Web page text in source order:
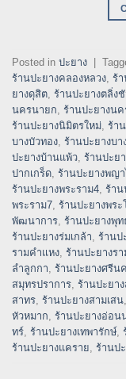
Posted in ปะยาง
ร้านปะยางคลองหลวง, ร้
ยางดุสิต, ร้านปะยางตลิ่ง
นครนายก, ร้านปะยางน
ร้านปะยางนิมิตรใหม่, ร้า
บางบัวทอง, ร้านปะยางบา
ปะยางบ้านแพ้ว, ร้านปะย
ปากเกร็ด, ร้านปะยางพญ
ร้านปะยางพระราม4, ร้าน
พระราม7, ร้านปะยางพระ
พัฒนาการ, ร้านปะยางพุ
ร้านปะยางร่มเกล้า, ร้านป
รามคำแหง, ร้านปะยางร
ลำลูกกา, ร้านปะยางศรีน
สมุทรปราการ, ร้านปะยา
สาทร, ร้านปะยางสามเสน,
หัวหมาก, ร้านปะยางอ่อน
ทร์, ร้านปะยางเทพารักษ์,
ร้านปะยางแคราย, ร้านป